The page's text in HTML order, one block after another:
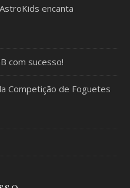
encanta
com sucesso!
Competição de Foguetes